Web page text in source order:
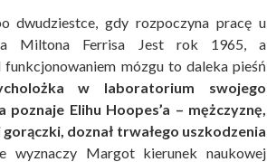
dwudziestce, gdy rozpoczyna pracę u
Miltona Ferrisa Jest rok 1965, a
mózgu to daleka pieśń
w laboratorium swojego
Elihu Hoopes’a – mężczyznę,
doznał trwałego uszkodzenia
wyznaczy Margot kierunek naukowej